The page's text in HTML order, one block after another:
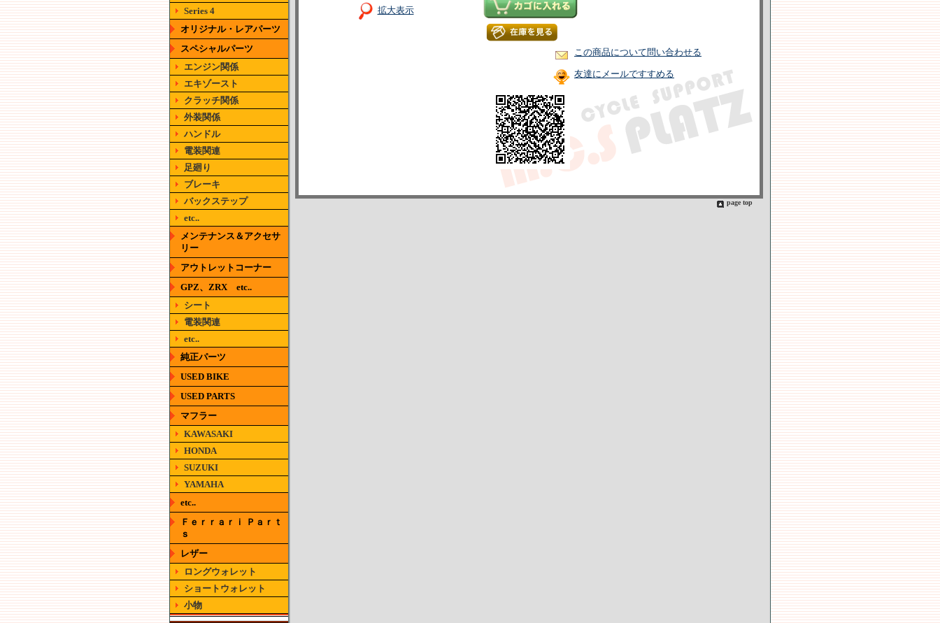
Series 4
オリジナル・レアパーツ
スペシャルパーツ
エンジン関係
エキゾースト
クラッチ関係
外装関係
ハンドル
電装関連
足廻り
ブレーキ
バックステップ
etc..
メンテナンス＆アクセサ
リー
アウトレットコーナー
GPZ、ZRX etc..
シート
電装関連
etc..
純正パーツ
USED BIKE
USED PARTS
マフラー
KAWASAKI
HONDA
SUZUKI
YAMAHA
etc..
Ｆｅｒｒａｒｉ Ｐａｒｔ
ｓ
レザー
ロングウォレット
ショートウォレット
小物
拡大表示
この商品について問い合わせる
友達にメールですすめる
page top